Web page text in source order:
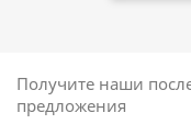
Получите наши
предложения